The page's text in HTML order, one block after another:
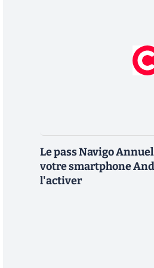
Le pass Navigo
votre smartphone
l'activer